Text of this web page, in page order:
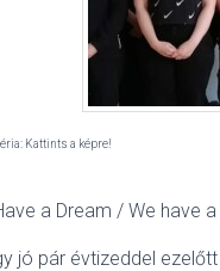
Kattints a képre!
a Dream / We have
jó pár évtizeddel